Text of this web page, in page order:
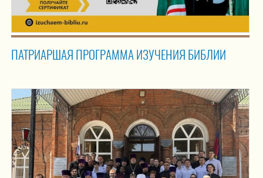
ПАТРИАРШАЯ ПРОГРАММА ИЗУЧЕНИЯ БИБЛИИ